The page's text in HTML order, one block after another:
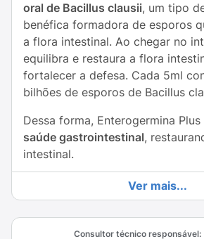
oral de Bacillus clausii, um tipo
benéfica formadora de esporos
a flora intestinal. Ao chegar no
equilibra e restaura a flora
fortalecer a defesa. Cada 5ml
bilhões de esporos de Bacillus
Dessa forma, Enterogermina Plus
saúde gastrointestinal,
intestinal.
Como Enterogermina Plus
Ver mais...
Consultor técnico responsável: